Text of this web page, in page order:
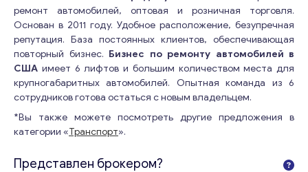
ремонт автомобилей, оптовая и розничная торговля.
Основан в 2011 году. Удобное расположение, безупречная
репутация. База постоянных клиентов, обеспечивающая
повторный бизнес. Бизнес по ремонту автомобилей в
США имеет 6 лифтов и большим количеством места для
крупногабаритных автомобилей. Опытная команда из 6
сотрудников готова остаться с новым владельцем.
*Вы также можете посмотреть другие предложения в
категории «Транспорт».
Представлен брокером?